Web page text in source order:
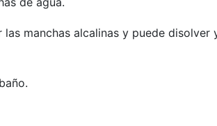
manchas alcalinas y puede disolver